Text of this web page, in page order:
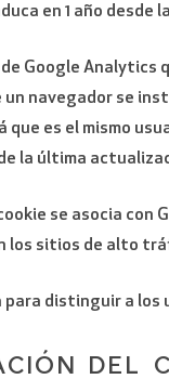
en 1 año desde
de Google Analytics
un navegador se
que es el mismo
la última
se asocia con
los sitios de alto
para distinguir a los
DEL